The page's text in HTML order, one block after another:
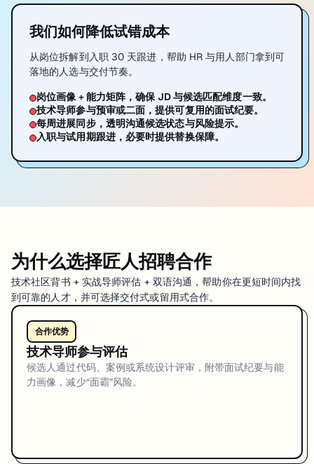
我们如何降低试错成本
从岗位拆解到入职 30 天跟进，帮助 HR 与用人部门拿到可
落地的人选与交付节奏。
岗位画像 + 能力矩阵，确保 JD 与候选匹配维度一致。
技术导师参与预审或二面，提供可复用的面试纪要。
每周进展同步，透明沟通候选状态与风险提示。
入职与试用期跟进，必要时提供替换保障。
为什么选择匠人招聘合作
技术社区背书 + 实战导师评估 + 双语沟通，帮助你在更短时间内找
到可靠的人才，并可选择交付式或留用式合作。
合作优势
技术导师参与评估
候选人通过代码、案例或系统设计评审，附带面试纪要与能
力画像，减少“面霸”风险。